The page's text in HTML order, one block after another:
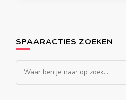
SPAARACTIES ZOEKEN
Op
zoek